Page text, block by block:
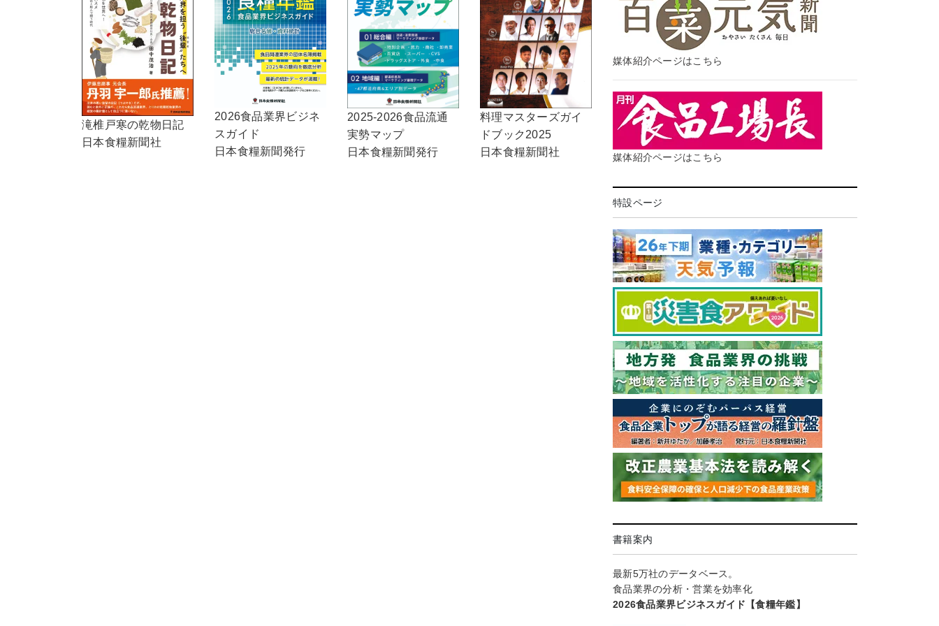
滝椎戸寒の乾物日記
日本食糧新聞社
2026食品業界ビジネ
スガイド
日本食糧新聞発行
2025-2026食品流通
実勢マップ
日本食糧新聞発行
料理マスターズガイ
ドブック2025
日本食糧新聞社
媒体紹介ページはこちら
媒体紹介ページはこちら
特設ページ
書籍案内
最新5万社のデータベース。
食品業界の分析・営業を効率化
2026食品業界ビジネスガイド【食糧年鑑】